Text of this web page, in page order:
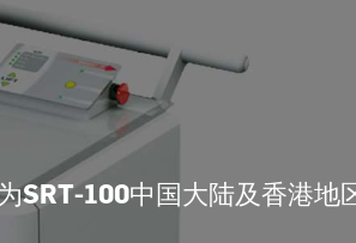
SRT-100中国大陆及香港地